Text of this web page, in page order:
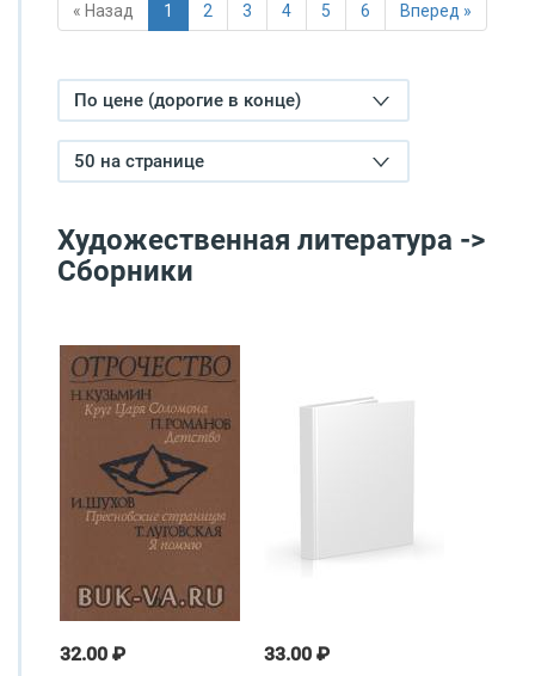
« Назад 1 2 3 4 5 6 Вперед »
По цене (дорогие в конце)
50 на странице
Художественная литература ->
Сборники
32.00 ₽ 33.00 ₽